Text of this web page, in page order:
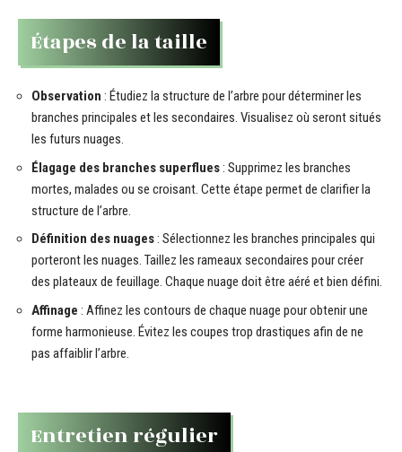
Étapes de la taille
Observation : Étudiez la structure de l’arbre pour déterminer les
branches principales et les secondaires. Visualisez où seront situés
les futurs nuages.
Élagage des branches superflues: Supprimez les branches
mortes, malades ou se croisant. Cette étape permet de clarifier la
structure de l’arbre.
Définition des nuages: Sélectionnez les branches principales qui
porteront les nuages. Taillez les rameaux secondaires pour créer
des plateaux de feuillage. Chaque nuage doit être aéré et bien défini.
Affinage : Affinez les contours de chaque nuage pour obtenir une
forme harmonieuse. Évitez les coupes trop drastiques afin de ne
pas affaiblir l’arbre.
Entretien régulier